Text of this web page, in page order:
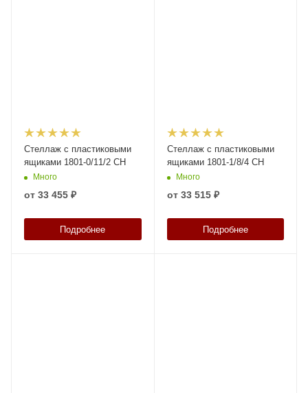
Стеллаж с пластиковыми
ящиками 1801-0/11/2 CH
Много
от 33 455 ₽
Подробнее
Стеллаж с пластиковыми
ящиками 1801-1/8/4 CH
Много
от 33 515 ₽
Подробнее